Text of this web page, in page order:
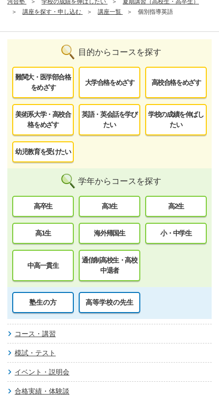
河合塾
学校の成績を伸ばしたい
夏期講習（高校生・高卒生）
講座を探す・申し込む
講座一覧 個別指導英語
目的からコースを探す
難関大・医学部合格
をめざす
大学合格をめざす 高校合格をめざす
美術系大学・高校合
格をめざす
英語・英会話を学び
たい
学校の成績を伸ばし
たい
幼児教育を受けたい
学年からコースを探す
高卒生 高3生 高2生
高1生 海外帰国生 小・中学生
中高一貫生
通信制高校生・高校
中退者
塾生の方 高等学校の先生
コース・講習
模試・テスト
イベント・説明会
合格実績・体験談